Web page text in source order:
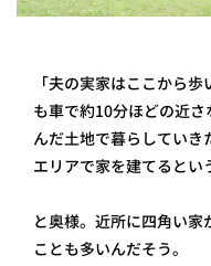
「夫の実家はここから
も車で約10分ほどの近
んだ土地で暮らしていき
エリアで家を建てるとい
と奥様。近所に四角い家
ことも多いんだそう。